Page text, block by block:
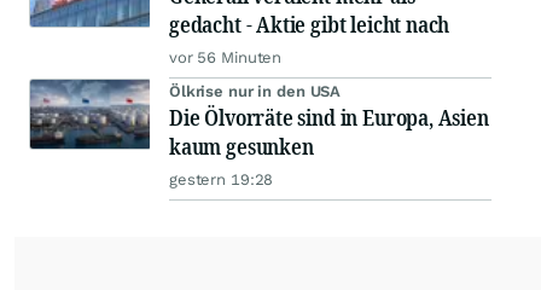
gedacht - Aktie gibt leicht nach
vor 56 Minuten
Ölkrise nur in den USA
Die Ölvorräte sind in Europa, Asien
kaum gesunken
gestern 19:28